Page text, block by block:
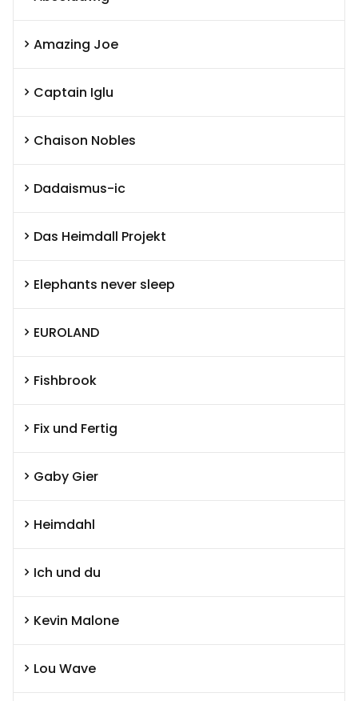
Amazing Joe
Captain Iglu
Chaison Nobles
Dadaismus-ic
Das Heimdall Projekt
Elephants never sleep
EUROLAND
Fishbrook
Fix und Fertig
Gaby Gier
Heimdahl
Ich und du
Kevin Malone
Lou Wave